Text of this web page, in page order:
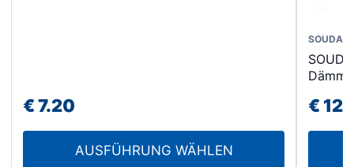
€7.20
AUSFÜHRUNG WÄHLEN
SOUDAL
€